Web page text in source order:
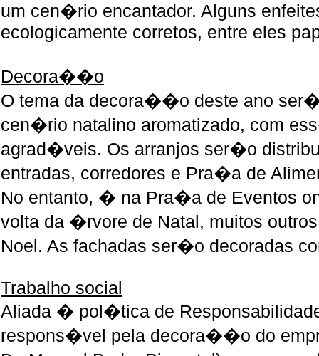
um cen�rio encantador. Alguns
ecologicamente corretos, entre eles
Decora��o
O tema da decora��o deste ano
cen�rio natalino aromatizado, com
agrad�veis. Os arranjos ser�o
entradas, corredores e Pra�a de
No entanto, � na Pra�a de Eventos
volta da �rvore de Natal, muitos
Noel. As fachadas ser�o decoradas
Trabalho social
Aliada � pol�tica de
respons�vel pela decora��o do